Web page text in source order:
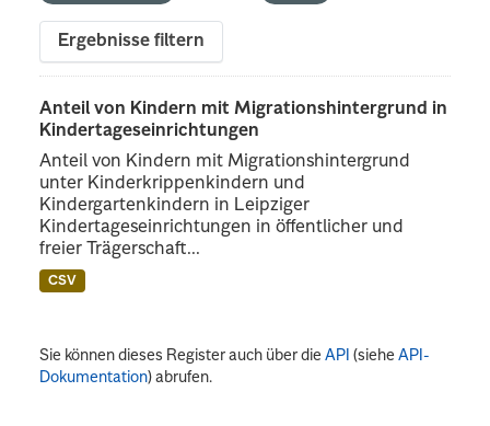
Ergebnisse filtern
Anteil von Kindern mit Migrationshintergrund in
Kindertageseinrichtungen
Anteil von Kindern mit Migrationshintergrund
unter Kinderkrippenkindern und
Kindergartenkindern in Leipziger
Kindertageseinrichtungen in öffentlicher und
freier Trägerschaft...
CSV
Sie können dieses Register auch über dieAPI (sieheAPI-
Dokumentation) abrufen.